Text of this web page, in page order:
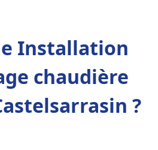
Installation
chaudière
?